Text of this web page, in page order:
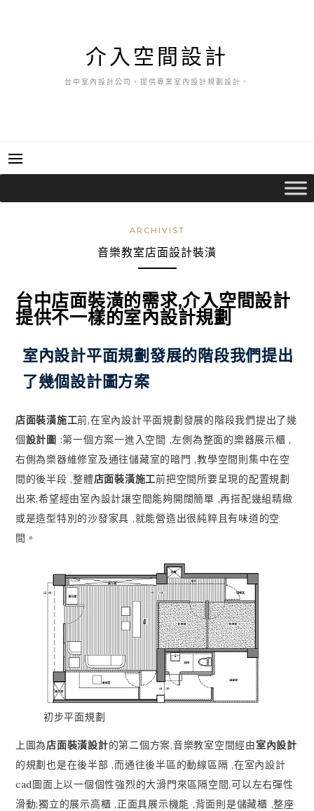
介入空間設計
台中室內設計公司，提供專業室內設計規劃設計。
ARCHIVIST
音樂教室店面設計裝潢
台中店面裝潢的需求,介入空間設計
提供不一樣的室內設計規劃
室內設計平面規劃發展的階段我們提出
了幾個設計圖方案
店面裝潢施工前,在室內設計平面規劃發展的階段我們提出了幾
個設計圖 :第一個方案一進入空間 ,左側為整面的樂器展示櫃 ,
右側為樂器維修室及通往儲藏室的暗門 ,教學空間則集中在空
間的後半段 ,整體店面裝潢施工前把空間所要呈現的配置規劃
出來,希望經由室內設計讓空間能夠開闊簡單 ,再搭配幾組精緻
或是造型特別的沙發家具 ,就能營造出很純粹且有味道的空
間。
初步平面規劃
上圖為店面裝潢設計的第二個方案,音樂教室空間經由室內設計
的規劃也是在後半部 ,而通往後半區的動線區隔 ,在室內設計
cad圖面上以一個個性強烈的大滑門來區隔空間,可以左右彈性
滑動;獨立的展示高櫃 ,正面具展示機能 ,背面則是儲藏櫃 ,整座